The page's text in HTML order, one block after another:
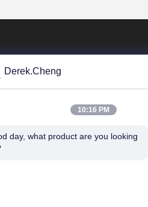
Snelkoppelingen
Derek.Cheng
10:16 PM
day, what product are you looking